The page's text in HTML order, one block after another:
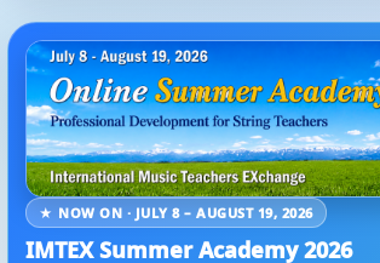
★ NOW ON · JULY 8 – AUGUST 19, 2026
IMTEX Summer Academy 2026